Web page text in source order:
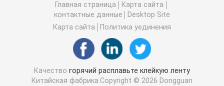
Flexographic плита устанавливая ленты
Клейкая лента для переноса
Съемная клейкая лента
Главная страница
Карта сайта
контактные данные
Desktop Site
Карта сайта
Политика уединения
Качество горячий расплавьте клейкую ленту
Китайская фабрика.Copyright © 2026 Dongguan